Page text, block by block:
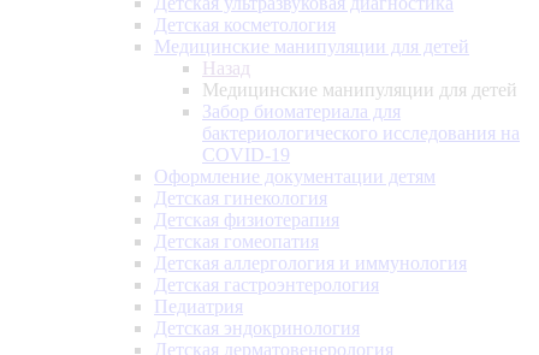
Детская косметология
Медицинские манипуляции для детей
Назад
Медицинские манипуляции для детей
Забор биоматериала для
бактериологического исследования на
COVID-19
Оформление документации детям
Детская гинекология
Детская физиотерапия
Детская гомеопатия
Детская аллергология и иммунология
Детская гастроэнтерология
Педиатрия
Детская эндокринология
Детская дерматовенерология